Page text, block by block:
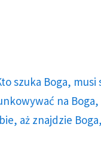
szuka Boga,
na
aż znajdzie